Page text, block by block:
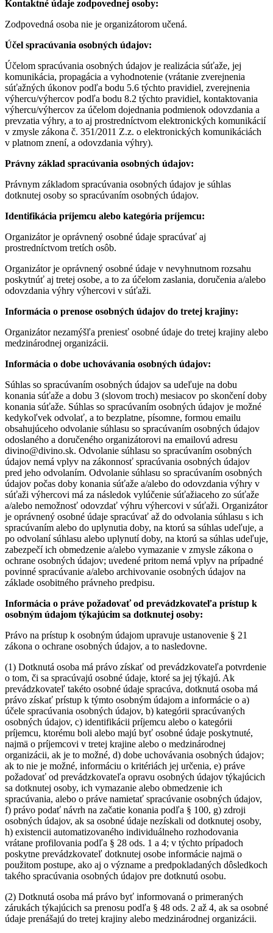
Kontaktné údaje zodpovednej osoby:
Zodpovedná osoba nie je organizátorom učená.
Účel spracúvania osobných údajov:
Účelom spracúvania osobných údajov je realizácia súťaže, jej
komunikácia, propagácia a vyhodnotenie (vrátanie zverejnenia
súťažných úkonov podľa bodu 5.6 týchto pravidiel, zverejnenia
výhercu/výhercov podľa bodu 8.2 týchto pravidiel, kontaktovania
výhercu/výhercov za účelom dojednania podmienok odovzdania a
prevzatia výhry, a to aj prostredníctvom elektronických komunikácií
v zmysle zákona č. 351/2011 Z.z. o elektronických komunikáciách
v platnom znení, a odovzdania výhry).
Právny základ spracúvania osobných údajov:
Právnym základom spracúvania osobných údajov je súhlas
dotknutej osoby so spracúvaním osobných údajov.
Identifikácia príjemcu alebo kategória príjemcu:
Organizátor je oprávnený osobné údaje spracúvať aj
prostredníctvom tretích osôb.
Organizátor je oprávnený osobné údaje v nevyhnutnom rozsahu
poskytnúť aj tretej osobe, a to za účelom zaslania, doručenia a/alebo
odovzdania výhry výhercovi v súťaži.
Informácia o prenose osobných údajov do tretej krajiny:
Organizátor nezamýšľa preniesť osobné údaje do tretej krajiny alebo
medzinárodnej organizácii.
Informácia o dobe uchovávania osobných údajov:
Súhlas so spracúvaním osobných údajov sa udeľuje na dobu
konania súťaže a dobu 3 (slovom troch) mesiacov po skončení doby
konania súťaže. Súhlas so spracúvaním osobných údajov je možné
kedykoľvek odvolať, a to bezplatne, písomne, formou emailu
obsahujúceho odvolanie súhlasu so spracúvaním osobných údajov
odoslaného a doručeného organizátorovi na emailovú adresu
divino@divino.sk. Odvolanie súhlasu so spracúvaním osobných
údajov nemá vplyv na zákonnosť spracúvania osobných údajov
pred jeho odvolaním. Odvolanie súhlasu so spracúvaním osobných
údajov počas doby konania súťaže a/alebo do odovzdania výhry v
súťaži výhercovi má za následok vylúčenie súťažiaceho zo súťaže
a/alebo nemožnosť odovzdať výhru výhercovi v súťaži. Organizátor
je oprávnený osobné údaje spracúvať až do odvolania súhlasu s ich
spracúvaním alebo do uplynutia doby, na ktorú sa súhlas udeľuje, a
po odvolaní súhlasu alebo uplynutí doby, na ktorú sa súhlas udeľuje,
zabezpečí ich obmedzenie a/alebo vymazanie v zmysle zákona o
ochrane osobných údajov; uvedené pritom nemá vplyv na prípadné
povinné spracúvanie a/alebo archivovanie osobných údajov na
základe osobitného právneho predpisu.
Informácia o práve požadovať od prevádzkovateľa prístup k
osobným údajom týkajúcim sa dotknutej osoby:
Právo na prístup k osobným údajom upravuje ustanovenie § 21
zákona o ochrane osobných údajov, a to nasledovne.
(1) Dotknutá osoba má právo získať od prevádzkovateľa potvrdenie
o tom, či sa spracúvajú osobné údaje, ktoré sa jej týkajú. Ak
prevádzkovateľ takéto osobné údaje spracúva, dotknutá osoba má
právo získať prístup k týmto osobným údajom a informácie o a)
účele spracúvania osobných údajov, b) kategórii spracúvaných
osobných údajov, c) identifikácii príjemcu alebo o kategórii
príjemcu, ktorému boli alebo majú byť osobné údaje poskytnuté,
najmä o príjemcovi v tretej krajine alebo o medzinárodnej
organizácii, ak je to možné, d) dobe uchovávania osobných údajov;
ak to nie je možné, informáciu o kritériách jej určenia, e) práve
požadovať od prevádzkovateľa opravu osobných údajov týkajúcich
sa dotknutej osoby, ich vymazanie alebo obmedzenie ich
spracúvania, alebo o práve namietať spracúvanie osobných údajov,
f) právo podať návrh na začatie konania podľa § 100, g) zdroji
osobných údajov, ak sa osobné údaje nezískali od dotknutej osoby,
h) existencii automatizovaného individuálneho rozhodovania
vrátane profilovania podľa § 28 ods. 1 a 4; v týchto prípadoch
poskytne prevádzkovateľ dotknutej osobe informácie najmä o
použitom postupe, ako aj o význame a predpokladaných dôsledkoch
takého spracúvania osobných údajov pre dotknutú osobu.
(2) Dotknutá osoba má právo byť informovaná o primeraných
zárukách týkajúcich sa prenosu podľa § 48 ods. 2 až 4, ak sa osobné
údaje prenášajú do tretej krajiny alebo medzinárodnej organizácii.